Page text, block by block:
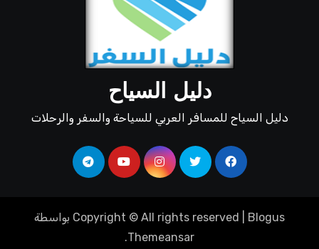
دليل السياح
دليل السياح للمسافر العربي للسياحة والسفر والرحلات
Copyright © All rights reserved Blogus
بواسطة
Themeansar
.